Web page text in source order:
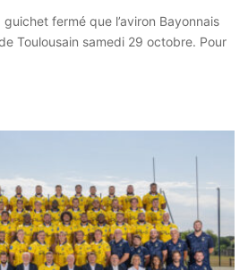
guichet fermé que l’aviron Bayonnais
Toulousain samedi 29 octobre. Pour